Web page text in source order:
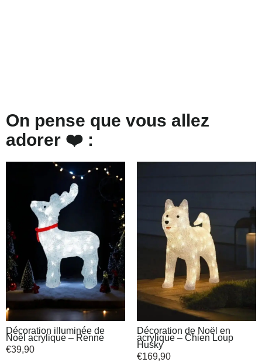
On pense que vous allez
adorer ❤️ :
Décoration illuminée de
Noël acrylique – Renne
€39,90
Décoration de Noël en
acrylique – Chien Loup
Husky
€169,90